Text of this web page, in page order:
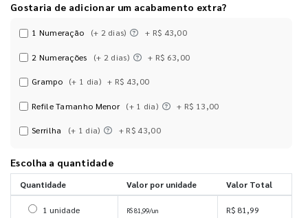
Gostaria de adicionar um acabamento extra?
1 Numeração (+ 2 dias) + R$ 43,00
2 Numerações (+ 2 dias) + R$ 63,00
Grampo (+ 1 dia) + R$ 43,00
Refile Tamanho Menor (+ 1 dia) + R$ 13,00
Serrilha (+ 1 dia) + R$ 43,00
Escolha a quantidade
Quantidade Valor por unidade Valor Total
Selecionar 1 unidade
1 unidade R$ 81,99/un R$ 81,99